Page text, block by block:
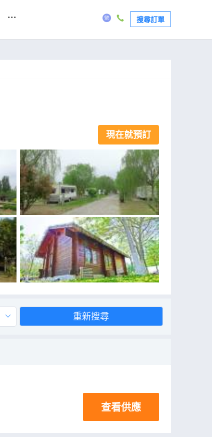
... 搜尋訂單
現在就預訂
重新搜尋
查看供應